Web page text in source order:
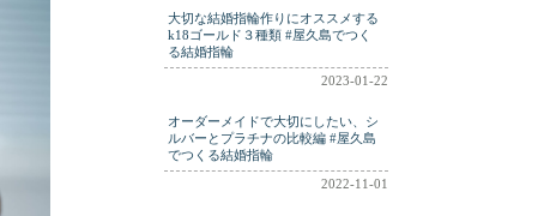
大切な結婚指輪作りにオススメする
k18ゴールド３種類 #屋久島でつく
る結婚指輪
2023-01-22
オーダーメイドで大切にしたい、シ
ルバーとプラチナの比較編 #屋久島
でつくる結婚指輪
2022-11-01